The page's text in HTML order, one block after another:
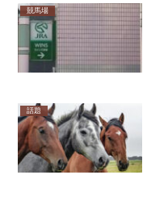
競馬場
話題